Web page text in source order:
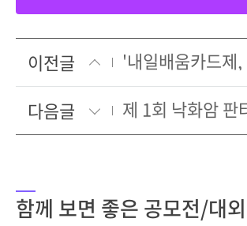
이전글
다음글
제 1회 낙화암 판
함께 보면 좋은 공모전/대